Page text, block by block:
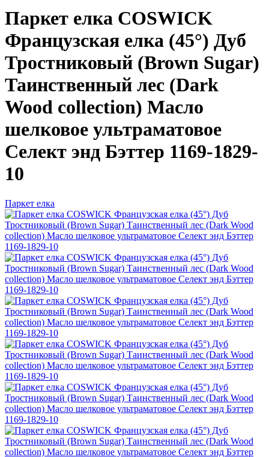
Паркет елка COSWICK
Французская елка (45°) Дуб
Тростниковый (Brown Sugar)
Таинственный лес (Dark
Wood collection) Масло
шелковое ультраматовое
Селект энд Бэттер 1169-1829-
10
Паркет елка